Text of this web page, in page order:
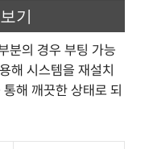
기
분의 경우 부팅 가능
해 시스템을 재설치
해 깨끗한 상태로 되